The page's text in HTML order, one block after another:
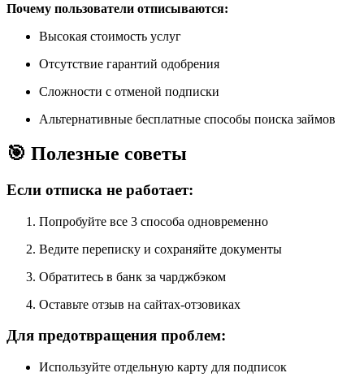
Почему пользователи отписываются:
Высокая стоимость услуг
Отсутствие гарантий одобрения
Сложности с отменой подписки
Альтернативные бесплатные способы поиска займов
🎯 Полезные советы
Если отписка не работает:
Попробуйте все 3 способа одновременно
Ведите переписку и сохраняйте документы
Обратитесь в банк за чарджбэком
Оставьте отзыв на сайтах-отзовиках
Для предотвращения проблем:
Используйте отдельную карту для подписок